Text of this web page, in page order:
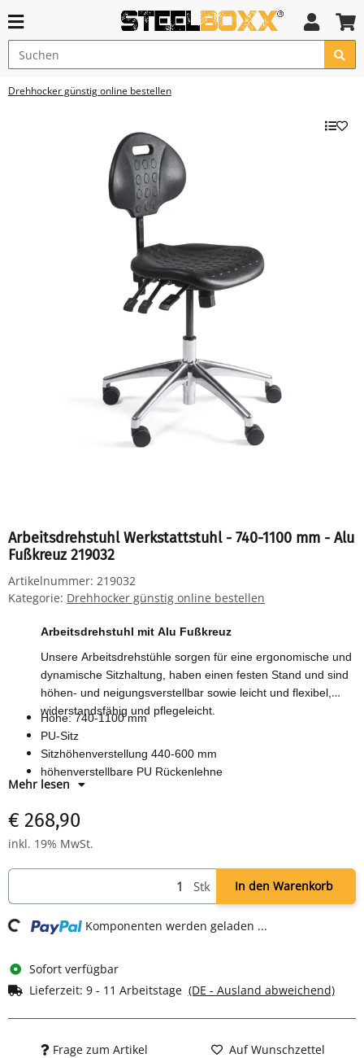
Drehhocker günstig online bestellen
Arbeitsdrehstuhl Werkstattstuhl - 740-1100 mm - Alu
Fußkreuz 219032
Artikelnummer: 219032
Kategorie: Drehhocker günstig online bestellen
Arbeitsdrehstuhl mit Alu Fußkreuz
Unsere Arbeitsdrehstühle sorgen für eine ergonomische und
dynamische Sitzhaltung, haben einen festen Stand und sind
höhen- und neigungsverstellbar sowie leicht und flexibel,
widerstandsfähig und pflegeleicht.
Höhe: 740-1100 mm
PU-Sitz
Sitzhöhenverstellung 440-600 mm
höhenverstellbare PU Rückenlehne
Rücken- und Sitzwinkelverstellung
poliertes Aluminium Fußkreuz mit multifunktionellen 60 mm
Doppelrollen
Mehr lesen
€ 268,90
inkl. 19% MwSt.
Stk In den Warenkorb
Komponenten werden geladen ...
Sofort verfügbar
Lieferzeit: 9 - 11 Arbeitstage (DE - Ausland abweichend)
Frage zum Artikel Auf Wunschzettel